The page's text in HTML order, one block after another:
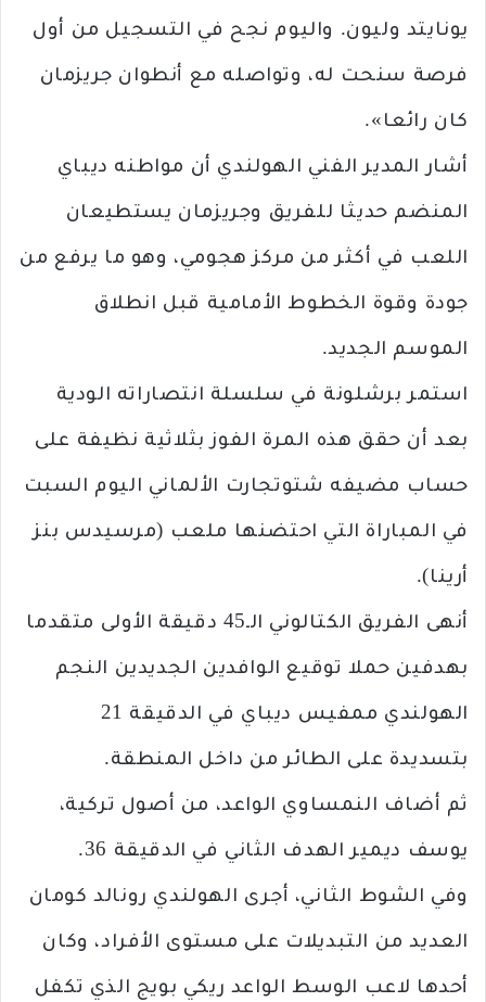
يونايتد وليون. واليوم نجح في التسجيل من أول
فرصة سنحت له، وتواصله مع أنطوان جريزمان
كان رائعا».
أشار المدير الفني الهولندي أن مواطنه ديباي
المنضم حديثا للفريق وجريزمان يستطيعان
اللعب في أكثر من مركز هجومي، وهو ما يرفع من
جودة وقوة الخطوط الأمامية قبل انطلاق
الموسم الجديد.
استمر برشلونة في سلسلة انتصاراته الودية
بعد أن حقق هذه المرة الفوز بثلاثية نظيفة على
حساب مضيفه شتوتجارت الألماني اليوم السبت
في المباراة التي احتضنها ملعب (مرسيدس بنز
أرينا).
أنهى الفريق الكتالوني الـ45 دقيقة الأولى متقدما
بهدفين حملا توقيع الوافدين الجديدين النجم
الهولندي ممفيس ديباي في الدقيقة 21
بتسديدة على الطائر من داخل المنطقة.
ثم أضاف النمساوي الواعد، من أصول تركية،
يوسف ديمير الهدف الثاني في الدقيقة 36.
وفي الشوط الثاني، أجرى الهولندي رونالد كومان
العديد من التبديلات على مستوى الأفراد، وكان
أحدها لاعب الوسط الواعد ريكي بويج الذي تكفل